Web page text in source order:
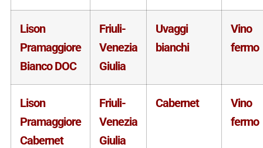
Lison
Pramaggiore
Bianco DOC
Friuli-
Venezia
Giulia
Uvaggi
bianchi
Vino
fermo
Lison
Pramaggiore
Cabernet
Friuli-
Venezia
Giulia
Cabernet
Vino
fermo